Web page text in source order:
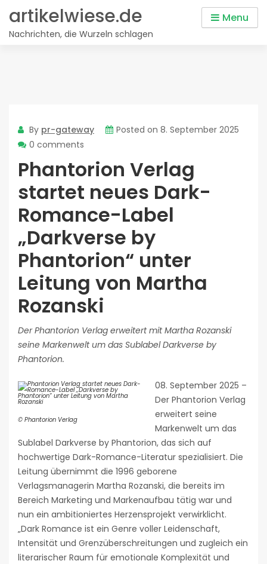
content
artikelwiese.de
Nachrichten, die Wurzeln schlagen
Menu
By pr-gateway Posted on 8. September 2025
0 comments
Phantorion Verlag
startet neues Dark-
Romance-Label
„Darkverse by
Phantorion“ unter
Leitung von Martha
Rozanski
Der Phantorion Verlag erweitert mit Martha Rozanski
seine Markenwelt um das Sublabel Darkverse by
Phantorion.
© Phantorion Verlag
08. September 2025 –
Der Phantorion Verlag
erweitert seine
Markenwelt um das
Sublabel Darkverse by Phantorion, das sich auf
hochwertige Dark-Romance-Literatur spezialisiert. Die
Leitung übernimmt die 1996 geborene
Verlagsmanagerin Martha Rozanski, die bereits im
Bereich Marketing und Markenaufbau tätig war und
nun ein ambitioniertes Herzensprojekt verwirklicht.
„Dark Romance ist ein Genre voller Leidenschaft,
Intensität und Grenzüberschreitungen und zugleich ein
literarischer Raum für emotionale Komplexität und